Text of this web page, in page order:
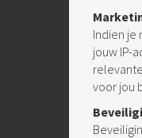
Indien je
jouw IP-
voor jou